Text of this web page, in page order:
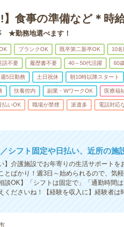
】食事の準備など＊時
★勤務地選べます！
ブランクOK 既卒第二新卒OK 10
語不要 履歴書不要 40～50代活躍 60
週5日勤務 土日祝休 朝10時以降スタート
扶養控内 副業・WワークOK 医療福
払いOK 職場が禁煙 派遣多 電話対応
シフト固定や日払い、近所の施
】介護施設でお年寄りの生活サポート
ばかり！週3日～始められるので、気
談OK】「シフトは固定で」「通勤時間
くださいね！【経験を収入に】経験者は